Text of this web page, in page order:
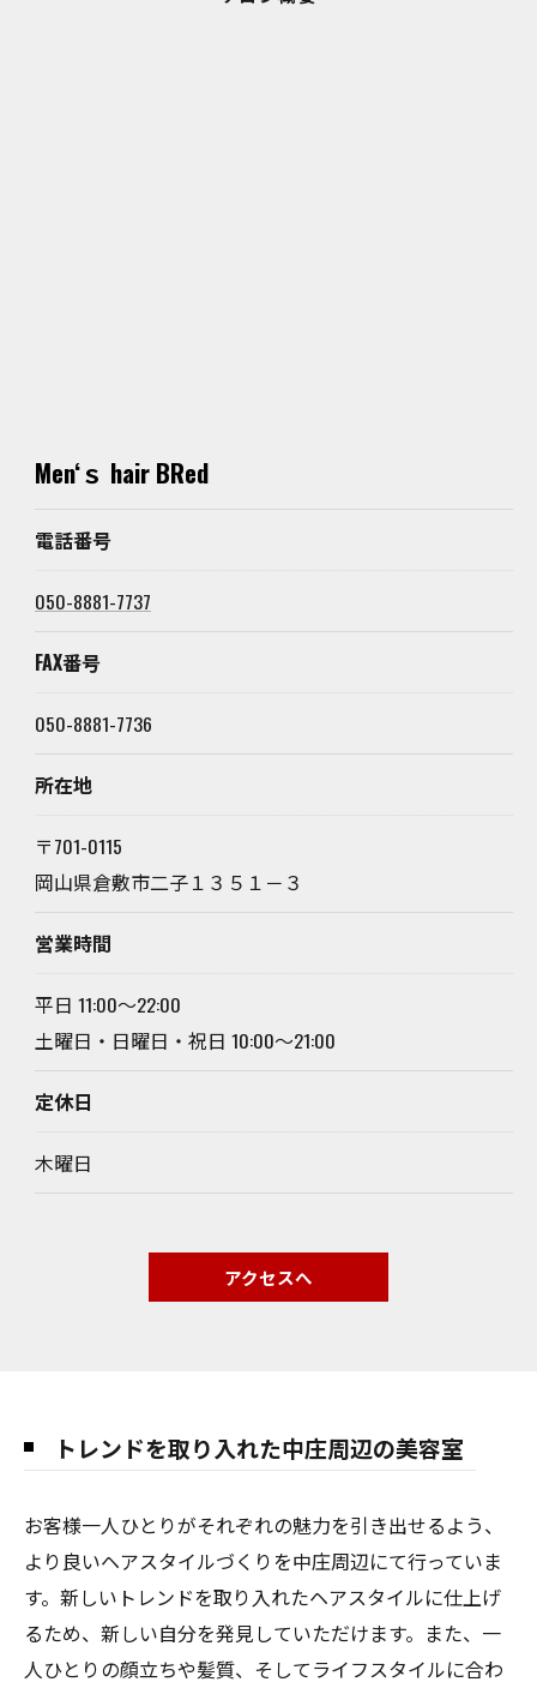
Men‘ｓ hair BRed
電話番号
050-8881-7737
FAX番号
050-8881-7736
所在地
〒701-0115
岡山県倉敷市二子１３５１－３
営業時間
平日 11:00～22:00
土曜日・日曜日・祝日 10:00～21:00
定休日
木曜日
アクセスへ
トレンドを取り入れた中庄周辺の美容室
お客様一人ひとりがそれぞれの魅力を引き出せるよう、
より良いヘアスタイルづくりを中庄周辺にて行っていま
す。新しいトレンドを取り入れたヘアスタイルに仕上げ
るため、新しい自分を発見していただけます。また、一
人ひとりの顔立ちや髪質、そしてライフスタイルに合わ